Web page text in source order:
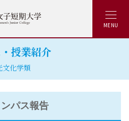
MENU
授業紹介
文化学類
パス報告